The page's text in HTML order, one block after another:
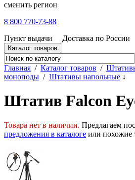
сменить регион
8 800 770-73-88
Пункт выдачи
Доставка по России
Каталог товаров
Главная / Каталог товаров /
моноподы / Штативы напольные ↓
Штатив Falcon
Товара нет в наличии. Предлагаем
предложения в каталоге или похожие